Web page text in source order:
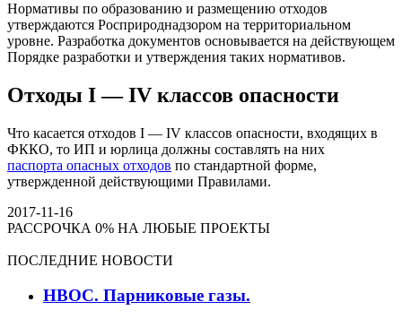
Нормативы по образованию и размещению отходов
утверждаются Росприроднадзором на территориальном
уровне. Разработка документов основывается на действующем
Порядке разработки и утверждения таких нормативов.
Отходы I — IV классов опасности
Что касается отходов I — IV классов опасности, входящих в
ФККО, то ИП и юрлица должны составлять на них
паспорта опасных отходов по стандартной форме,
утвержденной действующими Правилами.
2017-11-16
РАССРОЧКА 0% НА ЛЮБЫЕ ПРОЕКТЫ
ПОСЛЕДНИЕ НОВОСТИ
НВОС. Парниковые газы.